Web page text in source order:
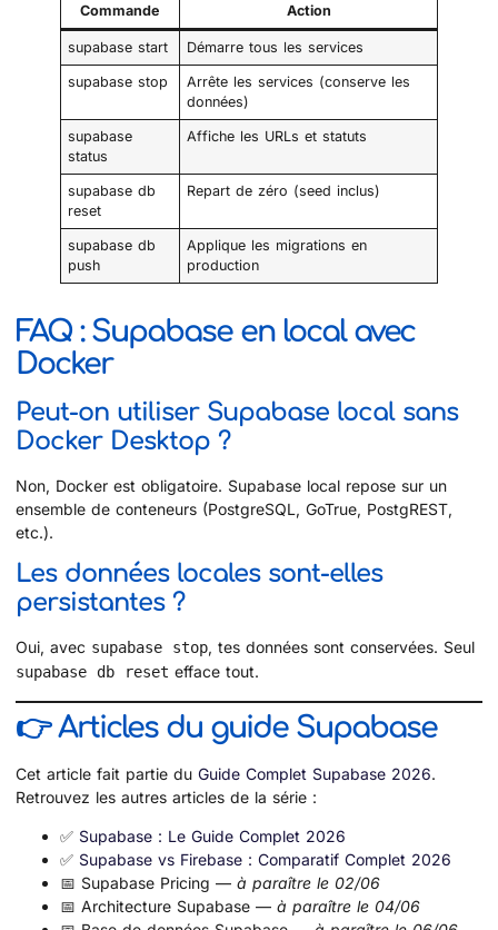
Commande Action
supabase start Démarre tous les services
supabase stop
Arrête les services (conserve les
données)
supabase
status
Affiche les URLs et statuts
supabase db
reset
Repart de zéro (seed inclus)
supabase db
push
Applique les migrations en
production
FAQ : Supabase en local avec
Docker
Peut-on utiliser Supabase local sans
Docker Desktop ?
Non, Docker est obligatoire. Supabase local repose sur un
ensemble de conteneurs (PostgreSQL, GoTrue, PostgREST,
etc.).
Les données locales sont-elles
persistantes ?
Oui, avec supabase stop, tes données sont conservées. Seul
supabase db reset efface tout.
👉 Articles du guide Supabase
Cet article fait partie du Guide Complet Supabase 2026.
Retrouvez les autres articles de la série :
✅ Supabase : Le Guide Complet 2026
✅ Supabase vs Firebase : Comparatif Complet 2026
📅 Supabase Pricing — à paraître le 02/06
📅 Architecture Supabase — à paraître le 04/06